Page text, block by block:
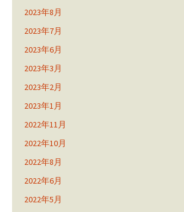
2023年8月
2023年7月
2023年6月
2023年3月
2023年2月
2023年1月
2022年11月
2022年10月
2022年8月
2022年6月
2022年5月